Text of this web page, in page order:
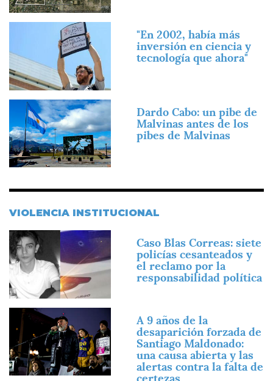
"En 2002, había más
inversión en ciencia y
tecnología que ahora"
Imagen
Dardo Cabo: un pibe de
Malvinas antes de los
pibes de Malvinas
VIOLENCIA INSTITUCIONAL
Imagen
Caso Blas Correas: siete
policías cesanteados y
el reclamo por la
responsabilidad política
Imagen
A 9 años de la
desaparición forzada de
Santiago Maldonado:
una causa abierta y las
alertas contra la falta de
certezas